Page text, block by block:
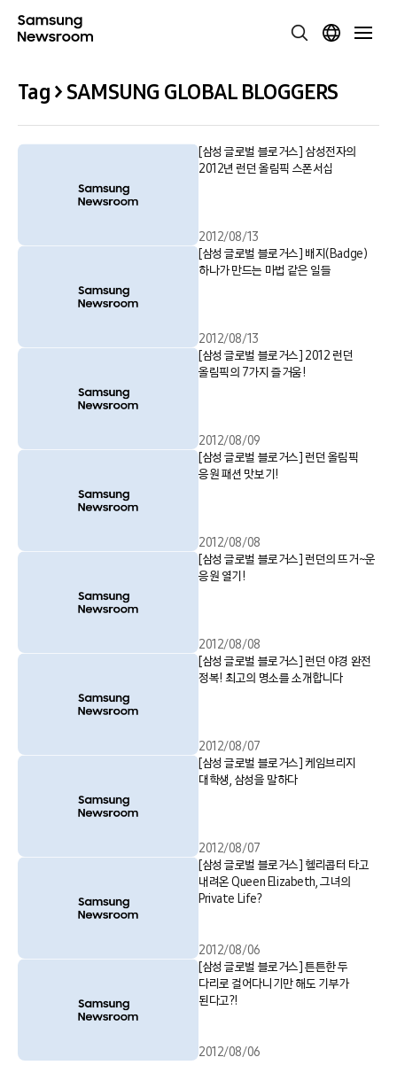
Tag > SAMSUNG GLOBAL BLOGGERS
[삼성 글로벌 블로거스] 삼성전자의
2012년 런던 올림픽 스폰서십
2012/08/13
[삼성 글로벌 블로거스] 배지(Badge)
하나가 만드는 마법 같은 일들
2012/08/13
[삼성 글로벌 블로거스] 2012 런던
올림픽의 7가지 즐거움!
2012/08/09
[삼성 글로벌 블로거스] 런던 올림픽
응원 패션 맛보기!
2012/08/08
[삼성 글로벌 블로거스] 런던의 뜨거~운
응원 열기!
2012/08/08
[삼성 글로벌 블로거스] 런던 야경 완전
정복! 최고의 명소를 소개합니다
2012/08/07
[삼성 글로벌 블로거스] 케임브리지
대학생, 삼성을 말하다
2012/08/07
[삼성 글로벌 블로거스] 헬리콥터 타고
내려온 Queen Elizabeth, 그녀의
Private Life?
2012/08/06
[삼성 글로벌 블로거스] 튼튼한 두
다리로 걸어다니기만 해도 기부가
된다고?!
2012/08/06